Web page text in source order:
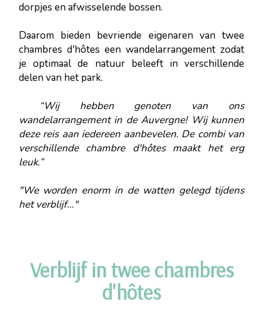
dorpjes en afwisselende bossen.
Daarom bieden bevriende eigenaren van twee
chambres d'hôtes een wandelarrangement zodat
je optimaal de natuur beleeft in verschillende
delen van het park.
“Wij hebben genoten van ons
wandelarrangement in de Auvergne! Wij kunnen
deze reis aan iedereen aanbevelen. De combi van
verschillende chambre d'hôtes maakt het erg
leuk.”
"We worden enorm in de watten gelegd tijdens
het verblijf..."
Verblijf in twee chambres
d'hôtes